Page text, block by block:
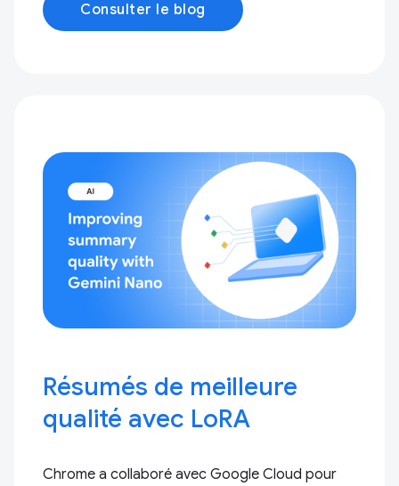
Consulter le blog
Résumés de meilleure
qualité avec LoRA
Chrome a collaboré avec Google Cloud pour